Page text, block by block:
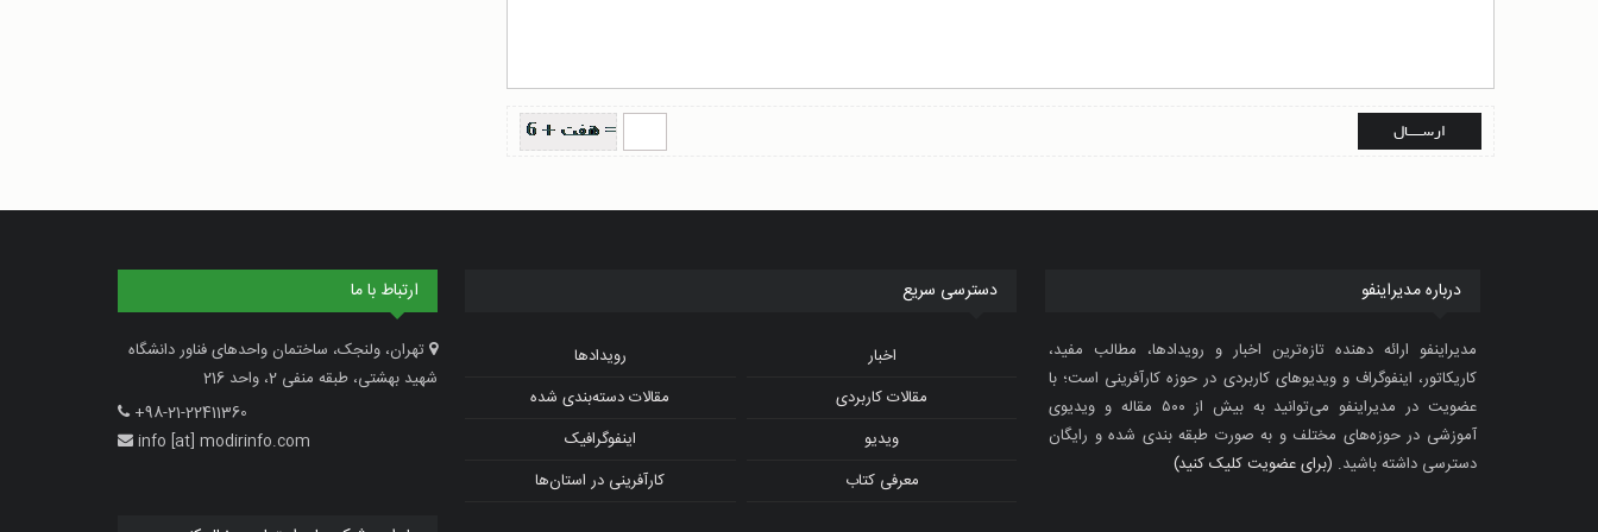
درباره مدیراینفو
مدیراینفو ارائه دهنده تازه‌ترین اخبار و رویدادها، مطالب مفید،
کاریکاتور، اینفوگراف و ویدیوهای کاربردی در حوزه کارآفرینی است؛ با
عضویت در مدیراینفو می‌توانید به بیش از ۵۰۰ مقاله و ویدیوی
آموزشی در حوزه‌های مختلف و به صورت طبقه بندی شده و رایگان
دسترسی داشته باشید. (برای عضویت کلیک کنید)
دسترسی سریع
اخبار
رویدادها
مقالات کاربردی
مقالات دسته‌بندی شده
ویدیو
اینفوگرافیک
معرفی کتاب
کارآفرینی در استان‌ها
ارتباط با ما
تهران، ولنجک، ساختمان واحدهای فناور دانشگاه
شهید بهشتی، طبقه منفی 2، واحد 216
+98-21-22411360
info [at] modirinfo.com